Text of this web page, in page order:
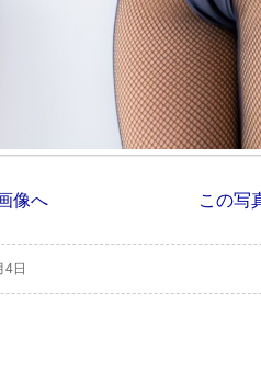
像へ この写
4日